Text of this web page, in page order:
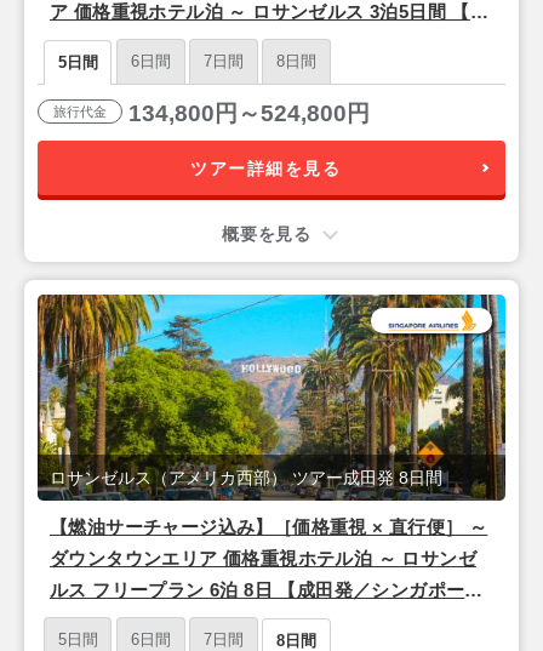
ア 価格重視ホテル泊 ～ ロサンゼルス 3泊5日間 【成
田発／シンガポール航空利用】
5日間 6日間 7日間 8日間
旅行代金 134,800円～524,800円
ツアー詳細を見る
概要を見る
【燃油サーチャージ込み】［価格重視 × 直行便］ ～
ダウンタウンエリア 価格重視ホテル泊 ～ ロサンゼ
ルス フリープラン 6泊 8日 【成田発／シンガポール
航空利用】
ロサンゼルス（アメリカ西部） ツアー成田発 8日間
5日間 6日間 7日間 8日間